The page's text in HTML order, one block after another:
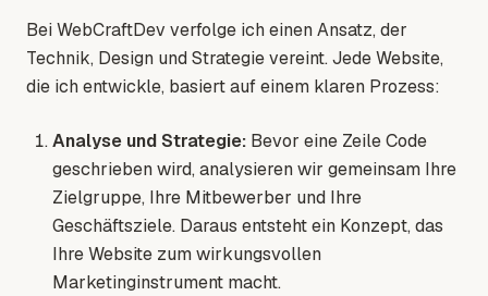
Bei WebCraftDev verfolge ich einen Ansatz, der
Technik, Design und Strategie vereint. Jede Website,
die ich entwickle, basiert auf einem klaren Prozess:
Analyse und Strategie: Bevor eine Zeile Code
geschrieben wird, analysieren wir gemeinsam Ihre
Zielgruppe, Ihre Mitbewerber und Ihre
Geschäftsziele. Daraus entsteht ein Konzept, das
Ihre Website zum wirkungsvollen
Marketinginstrument macht.